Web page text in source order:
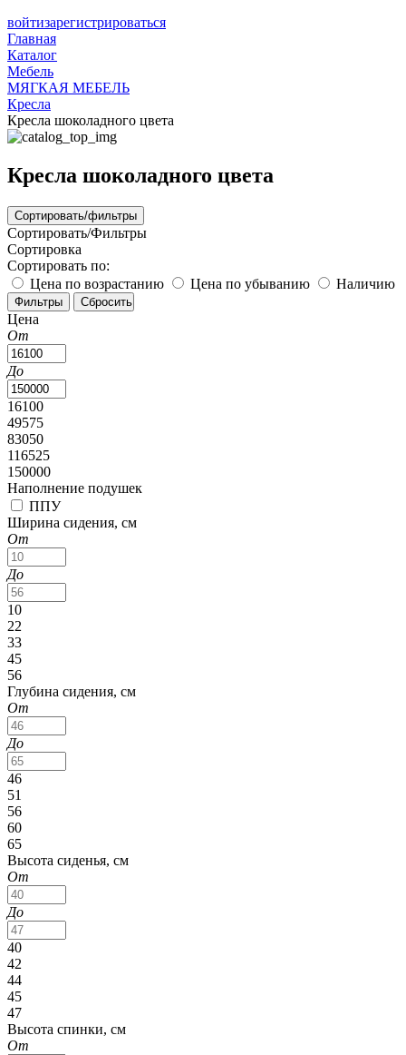
войтизарегистрироваться
Главная
Каталог
Мебель
МЯГКАЯ МЕБЕЛЬ
Кресла
Кресла шоколадного цвета
Кресла шоколадного цвета
Сортировать/фильтры
Сортировать/Фильтры
Сортировка
Сортировать по:
Цена по возрастанию
Цена по убыванию Наличию
Цена
От
До
16100
49575
83050
116525
150000
Наполнение подушек
ППУ
Ширина сидения, см
От
До
10
22
33
45
56
Глубина сидения, см
От
До
46
51
56
60
65
Высота сиденья, см
От
До
40
42
44
45
47
Высота спинки, см
От